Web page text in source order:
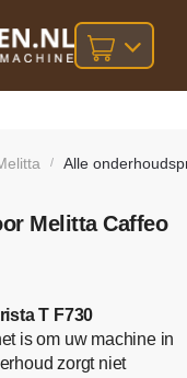
/ Alle
Melitta Caffeo
T F730
is om uw machine in
zorgt niet